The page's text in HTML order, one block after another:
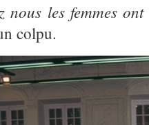
nous les femmes
colpu.